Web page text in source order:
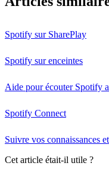
Spotify sur SharePlay
Spotify sur enceintes
Aide pour écouter Spotify
Spotify Connect
Suivre vos connaissances
Cet article était-il utile ?